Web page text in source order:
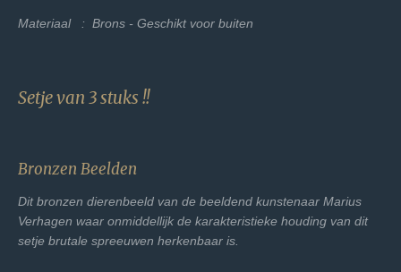
Materiaal : Brons - Geschikt voor buiten
Setje van 3 stuks !!
Bronzen Beelden
Dit bronzen dierenbeeld van de beeldend kunstenaar Marius
Verhagen waar onmiddellijk de karakteristieke houding van dit
setje brutale spreeuwen herkenbaar is.